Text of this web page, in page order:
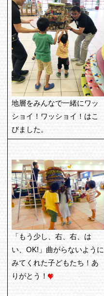
地層をみんなで一緒にワッ
ショイ！ワッショイ！はこ
びました。
「もう少し、右、右、は
い、OK!」曲がらないように
みてくれた子どもたち！あ
りがとう！